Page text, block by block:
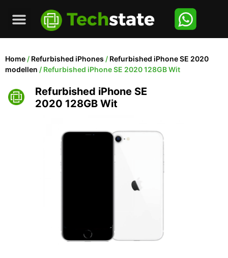
Home / Refurbished iPhones / Refurbished iPhone SE 2020
modellen / Refurbished iPhone SE 2020 128GB Wit
Refurbished iPhone SE
2020 128GB Wit